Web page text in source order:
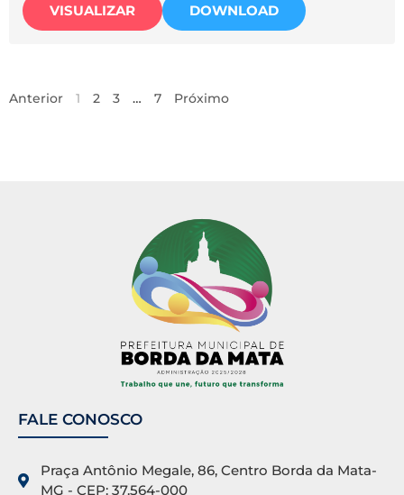
VISUALIZAR DOWNLOAD
Anterior 1 2 3 … 7 Próximo
FALE CONOSCO
Praça Antônio Megale, 86, Centro Borda da Mata-
MG - CEP: 37.564-000